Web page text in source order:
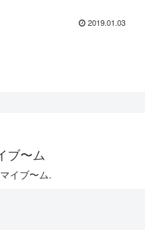
2019.01.03
ブ〜ム
イブ〜ム.